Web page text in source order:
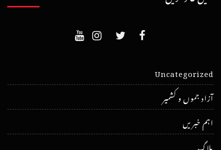
Uncategorized
آزاد جموں و کشمیر
اہم خبریں
بلاگ